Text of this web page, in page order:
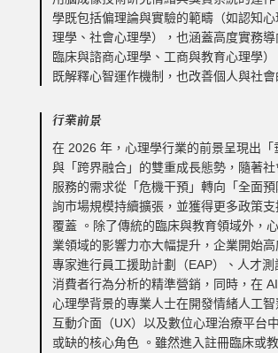
學既包括偏理論與實驗的範疇（如認知
理學、社會心理學），也涵蓋高度實務
臨床與諮商心理學、工商與教育心理學
既解釋心智運作機制，也改善個人與社會
行業前景
在 2026 年，心理學行業的前景呈現出「
與「跨界融合」的雙重成長態勢，隨著
服務的需求從「危機干預」轉向「全面
詢市場規模持續擴張，並獲得更多政策
覆蓋 。除了傳統的臨床與教育領域外，
業領域的影響力亦大幅提升，企業開始
專家進行員工援助計劃（EAP）、人才
消費者行為分析的精準營銷，同時，在
心理學背景的專業人士在開發情緒人工
互動介面（UX）以及數位心理治療平台
或缺的核心角色 。雖然進入註冊臨床或